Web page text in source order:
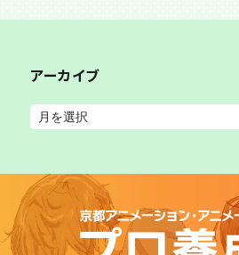
アーカイブ